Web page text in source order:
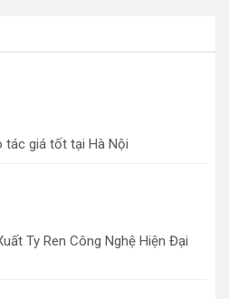
tác giá tốt tại Hà Nội
Ty Ren Công Nghệ Hiện Đại